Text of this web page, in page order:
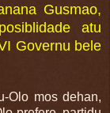
Gusmao,
atu
Governu bele
Olo mos dehan,